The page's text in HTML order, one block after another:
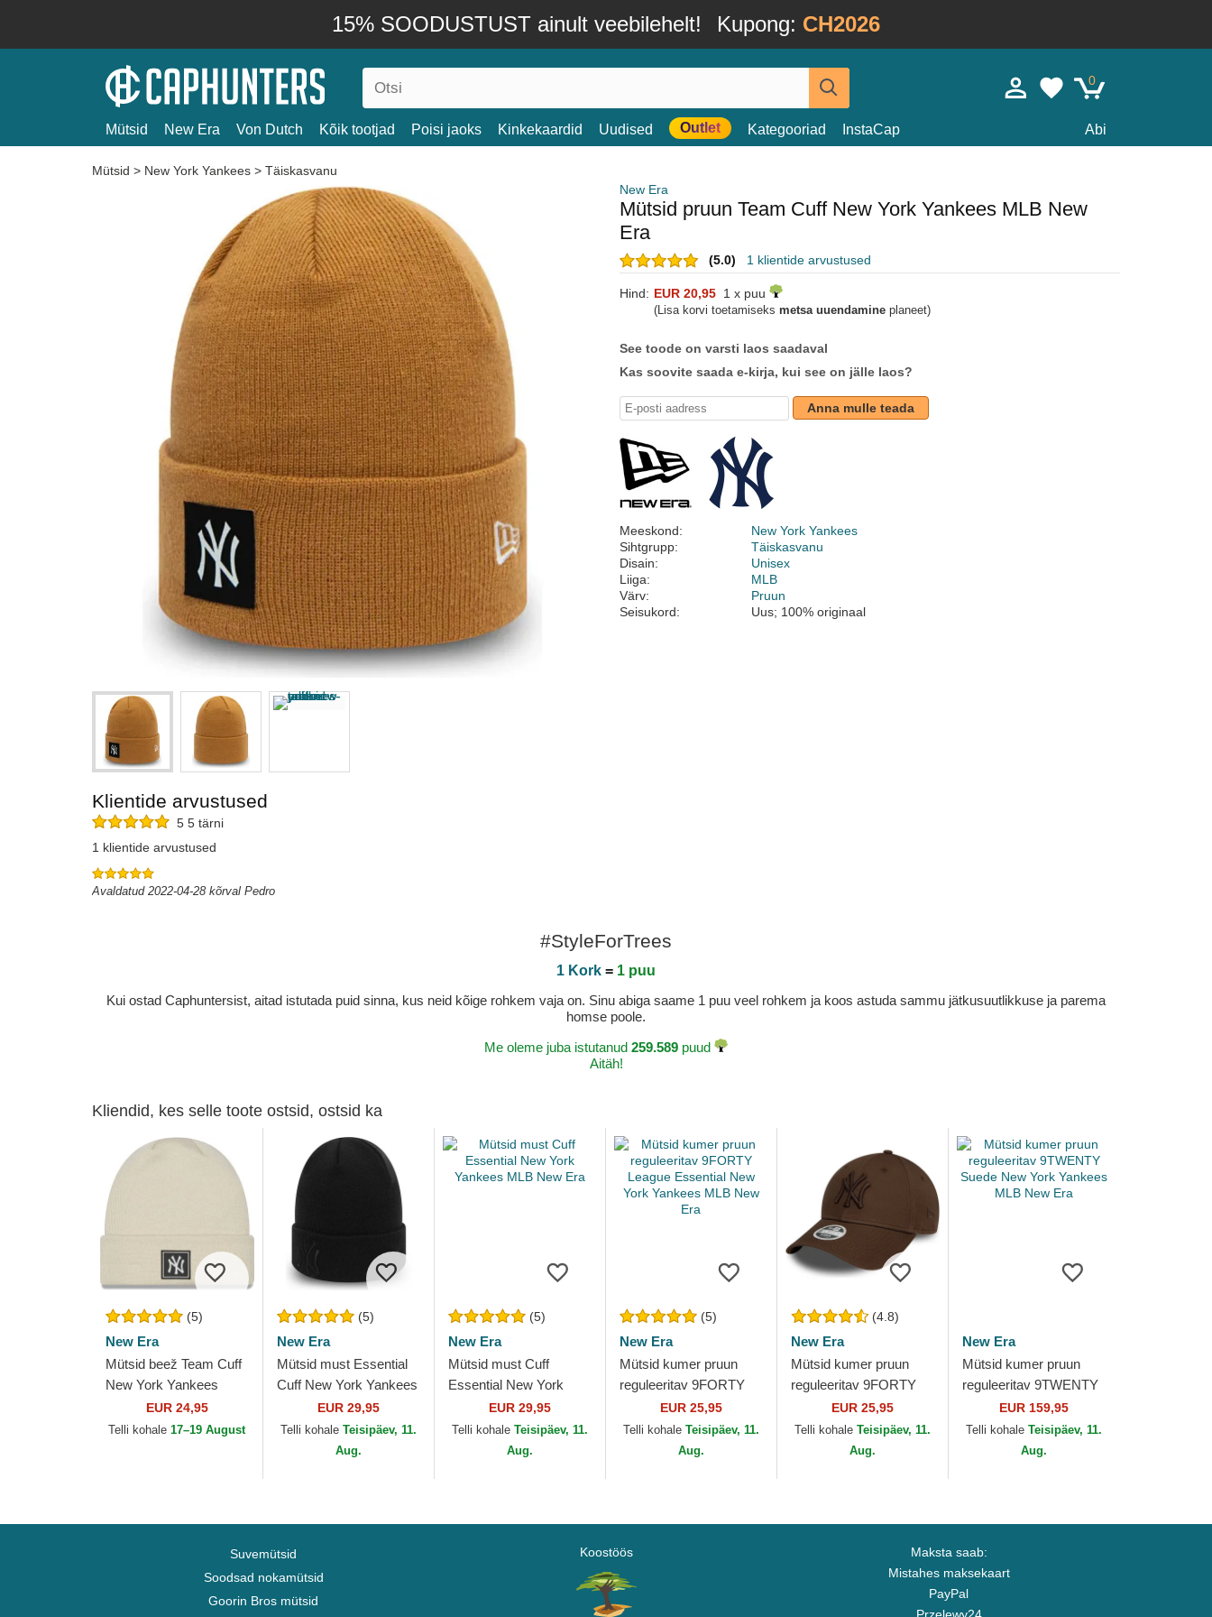
15% SOODUSTUST ainult veebilehelt! Kupong: CH2026
0
Mütsid New Era Von Dutch Kõik tootjad Poisi jaoks Kinkekaardid Uudised Outlet Kategooriad InstaCap Abi
Mütsid > New York Yankees > Täiskasvanu
New Era
Mütsid pruun Team Cuff New York Yankees MLB New
Era
(5.0) 1 klientide arvustused
Hind: EUR 20,95 1 x puu
(Lisa korvi toetamiseks metsa uuendamine planeet)
See toode on varsti laos saadaval
Kas soovite saada e-kirja, kui see on jälle laos?
Anna mulle teada
Meeskond:
New York Yankees
Sihtgrupp:
Täiskasvanu
Disain:
Unisex
Liiga:
MLB
Värv:
Pruun
Seisukord:
Uus; 100% originaal
Klientide arvustused
5 5 tärni
1 klientide arvustused
Avaldatud 2022-04-28 kõrval Pedro
#StyleForTrees
1 Kork = 1 puu
Kui ostad Caphuntersist, aitad istutada puid sinna, kus neid kõige rohkem vaja on. Sinu abiga saame 1 puu veel rohkem ja koos astuda sammu jätkusuutlikkuse ja parema
homse poole.
Me oleme juba istutanud 259.589 puud
Aitäh!
Kliendid, kes selle toote ostsid, ostsid ka
(5)
New Era
Mütsid beež Team Cuff
New York Yankees
MLB New Era
EUR 24,95
Telli kohale17–19 August
(5)
New Era
Mütsid must Essential
Cuff New York Yankees
MLB New Era
EUR 29,95
Telli kohale Teisipäev, 11.
Aug.
(5)
New Era
Mütsid must Cuff
Essential New York
Yankees MLB New Era
EUR 29,95
Telli kohale Teisipäev, 11.
Aug.
(5)
New Era
Mütsid kumer pruun
reguleeritav 9FORTY
League Essential New
York Yankees MLB
EUR 25,95
Telli kohale Teisipäev, 11.
Aug.
(4.8)
New Era
Mütsid kumer pruun
reguleeritav 9FORTY
League Essential New
York Yankees MLB
EUR 25,95
Telli kohale Teisipäev, 11.
Aug.
New Era
Mütsid kumer pruun
reguleeritav 9TWENTY
Suede New York
Yankees MLB New Era
EUR 159,95
Telli kohaleTeisipäev, 11.
Aug.
Suvemütsid
Soodsad nokamütsid
Goorin Bros mütsid
Koostöös
Maksta saab:
Mistahes maksekaart
PayPal